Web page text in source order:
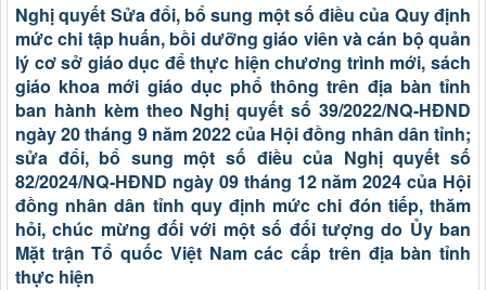
Nghị quyết Sửa đổi, bổ sung một số điều của Quy định
mức chi tập huấn, bồi dưỡng giáo viên và cán bộ quản
lý cơ sở giáo dục để thực hiện chương trình mới, sách
giáo khoa mới giáo dục phổ thông trên địa bàn tỉnh
ban hành kèm theo Nghị quyết số 39/2022/NQ-HĐND
ngày 20 tháng 9 năm 2022 của Hội đồng nhân dân tỉnh;
sửa đổi, bổ sung một số điều của Nghị quyết số
82/2024/NQ-HĐND ngày 09 tháng 12 năm 2024 của Hội
đồng nhân dân tỉnh quy định mức chi đón tiếp, thăm
hỏi, chúc mừng đối với một số đối tượng do Ủy ban
Mặt trận Tổ quốc Việt Nam các cấp trên địa bàn tỉnh
thực hiện